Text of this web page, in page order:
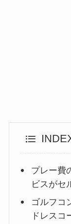
プレー費
ビスがセ
ゴルフコ
ドレスコ